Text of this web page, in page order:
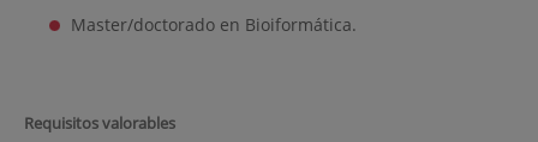
Master/doctorado en Bioiformática.
Requisitos valorables